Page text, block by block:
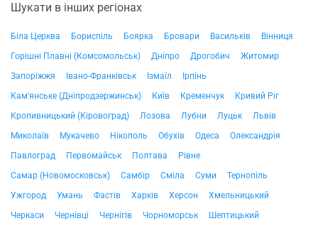
Шукати в інших регіонах
Біла Церква Бориспіль Боярка Бровари Васильків
Вінниця
Горішні Плавні (Комсомольськ)
Дніпро Дрогобич
Житомир
Запоріжжя
Івано-Франківськ Ізмаїл
Ірпінь
Кам'янське (Дніпродзержинськ)
Київ Кременчук
Кривий Ріг
Кропивницький (Кіровоград)
Лозова Лубни Луцьк
Львів
Миколаїв
Мукачево Нікополь Обухів Одеса
Олександрія
Павлоград
Первомайськ Полтава
Рівне
Самар (Новомосковськ)
Самбір Сміла Суми
Тернопіль
Ужгород
Умань Фастів Харків Херсон
Хмельницький
Черкаси
Чернівці Чернігів Чорноморськ Шептицький